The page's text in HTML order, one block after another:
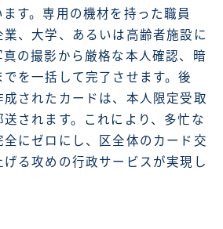
す。専用の機材を持った職員
、大学、あるいは高齢者施設に
の撮影から厳格な本人確認、暗
を一括して完了させます。後
成されたカードは、本人限定受取
されます。これにより、多忙な
全にゼロにし、区全体のカード交
る攻めの行政サービスが実現し